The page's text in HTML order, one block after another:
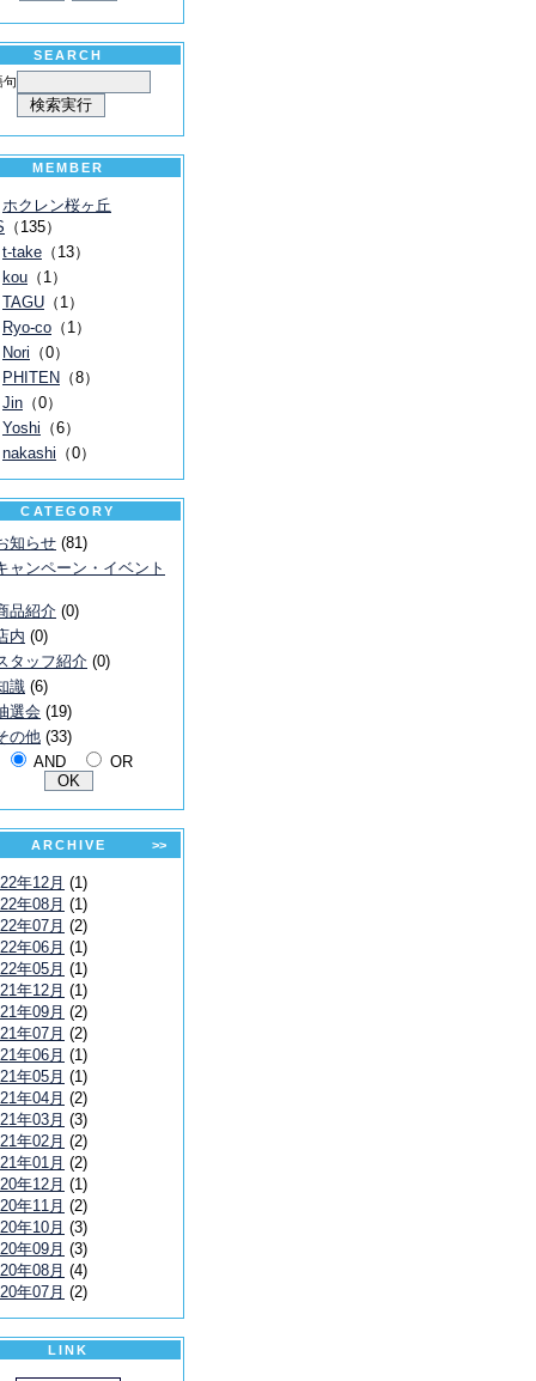
SEARCH
句
MEMBER
ホクレン桜ヶ丘
（135）
t-take （13）
kou （1）
TAGU （1）
Ryo-co （1）
Nori （0）
PHITEN （8）
Jin （0）
Yoshi （6）
nakashi （0）
CATEGORY
知らせ (81)
ャンペーン・イベント
品紹介 (0)
内 (0)
タッフ紹介 (0)
識 (6)
選会 (19)
の他 (33)
AND
OR
ARCHIVE >>
年12月 (1)
年08月 (1)
年07月 (2)
年06月 (1)
年05月 (1)
年12月 (1)
年09月 (2)
年07月 (2)
年06月 (1)
年05月 (1)
年04月 (2)
年03月 (3)
年02月 (2)
年01月 (2)
年12月 (1)
年11月 (2)
年10月 (3)
年09月 (3)
年08月 (4)
年07月 (2)
LINK